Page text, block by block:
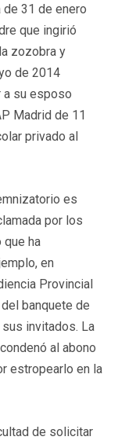
de 31 de enero
que ingirió
zozobra y
de 2014
a su esposo
Madrid de 11
privado al
es
por los
ha
en
Provincial
banquete de
invitados. La
al abono
estropearlo en la
de solicitar